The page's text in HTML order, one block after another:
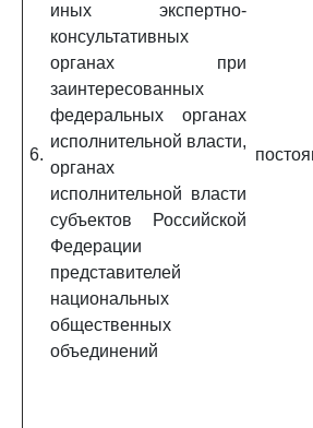
6.
иных экспертно-
консультативных
органах при
заинтересованных
федеральных органах
исполнительной власти,
органах
исполнительной власти
субъектов Российской
Федерации
представителей
национальных
общественных
объединений